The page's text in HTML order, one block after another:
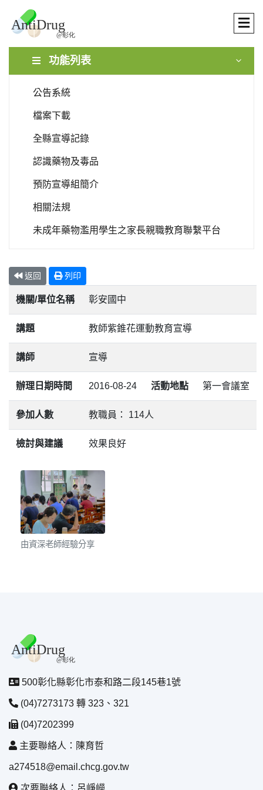
功能列表
公告系統
檔案下載
全縣宣導記錄
認識藥物及毒品
預防宣導組簡介
相關法規
未成年藥物濫用學生之家長親職教育聯繫平台
返回 列印
機關/單位名稱 彰安國中
講題 教師紫錐花運動教育宣導
講師 宣導
辦理日期時間 2016-08-24 活動地點 第一會議室
參加人數 教職員： 114人
檢討與建議 效果良好
由資深老師經驗分享
500彰化縣彰化市泰和路二段145巷1號
(04)7273173 轉 323、321
(04)7202399
主要聯絡人：陳育哲
a274518@email.chcg.gov.tw